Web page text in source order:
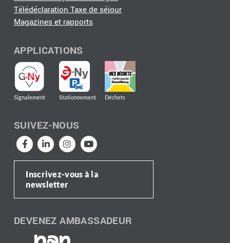
Télédéclaration Taxe de séjour
Magazines et rapports
APPLICATIONS
Signalement Stationnement Déchets
SUIVEZ-NOUS
Inscrivez-vous à la
newsletter
DEVENEZ AMBASSADEUR